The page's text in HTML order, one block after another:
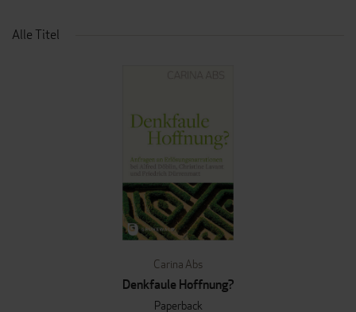
Alle Titel
Carina Abs
Denkfaule Hoffnung?
Paperback